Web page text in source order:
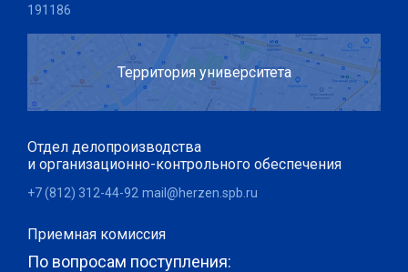
191186
Территория университета
Отдел делопроизводства
и организационно-контрольного обеспечения
+7 (812) 312-44-92 mail@herzen.spb.ru
Приемная комиссия
По вопросам поступления: